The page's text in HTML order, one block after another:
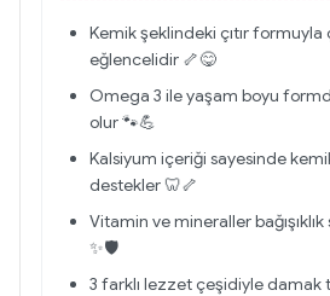
Kemik şeklindeki çıtır formuyla
eğlencelidir 🦴😋
Omega 3 ile yaşam boyu
olur 🐾💪
Kalsiyum içeriği sayesinde
destekler 🦷🦴
Vitamin ve mineraller
✨🛡️
3 farklı lezzet çeşidiyle damak